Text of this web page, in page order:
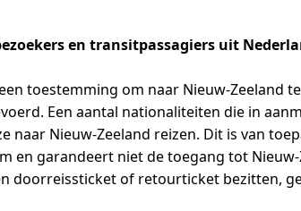
en transitpassagiers uit
toestemming om naar Nieuw-Zeeland
Een aantal nationaliteiten die in
naar Nieuw-Zeeland reizen. Dit is van
en garandeert niet de toegang tot
doorreissticket of retourticket bezitten,